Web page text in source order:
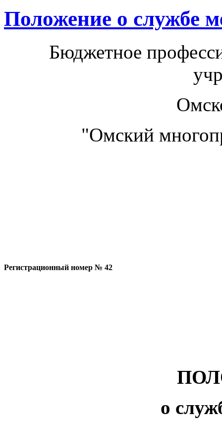
Положение о службе
Бюджетное
"Омский
Регистрационный номер № 42
о